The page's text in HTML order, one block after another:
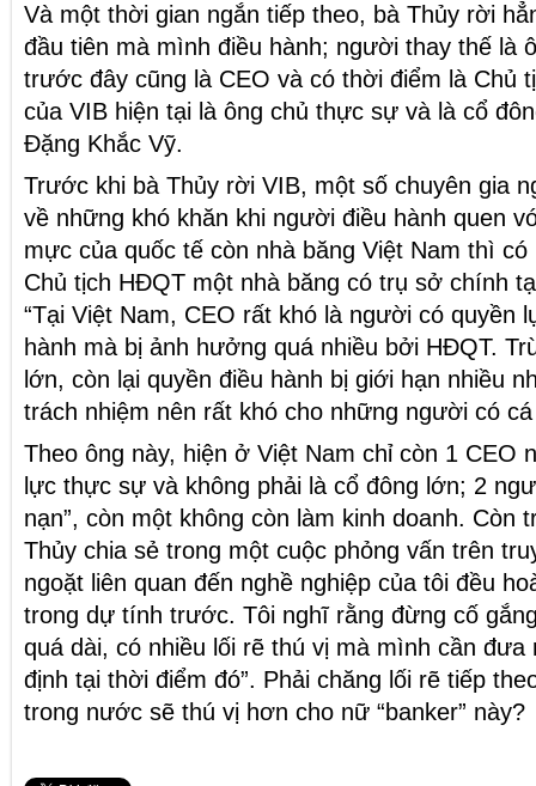
Và một thời gian ngắn tiếp theo, bà Thủy rời
đầu tiên mà mình điều hành; người thay thế là
trước đây cũng là CEO và có thời điểm là Chủ
của VIB hiện tại là ông chủ thực sự và là cổ
Đặng Khắc Vỹ.
Trước khi bà Thủy rời VIB, một số chuyên gia
về những khó khăn khi người điều hành quen
mực của quốc tế còn nhà băng Việt Nam thì
Chủ tịch HĐQT một nhà băng có trụ sở chính
“Tại Việt Nam, CEO rất khó là người có quyền
hành mà bị ảnh hưởng quá nhiều bởi HĐQT.
lớn, còn lại quyền điều hành bị giới hạn nhiều
trách nhiệm nên rất khó cho những người có
Theo ông này, hiện ở Việt Nam chỉ còn 1 CEO
lực thực sự và không phải là cổ đông lớn; 2
nạn”, còn một không còn làm kinh doanh. Còn
Thủy chia sẻ trong một cuộc phỏng vấn trên
ngoặt liên quan đến nghề nghiệp của tôi đều
trong dự tính trước. Tôi nghĩ rằng đừng cố
quá dài, có nhiều lối rẽ thú vị mà mình cần đưa
định tại thời điểm đó”. Phải chăng lối rẽ tiếp
trong nước sẽ thú vị hơn cho nữ “banker” này?